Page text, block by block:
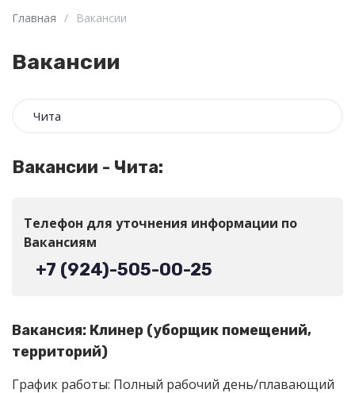
Главная / Вакансии
Вакансии
Вакансии - Чита:
Телефон для уточнения информации по
Вакансиям
+7 (924)-505-00-25
Вакансия: Клинер (уборщик помещений,
территорий)
График работы: Полный рабочий день/плавающий